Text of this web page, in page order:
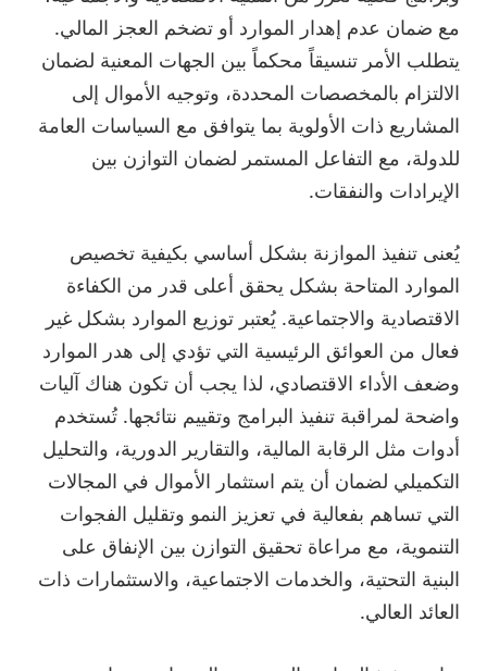
مع ضمان عدم إهدار الموارد أو تضخم العجز المالي.
يتطلب الأمر تنسيقاً محكماً بين الجهات المعنية لضمان
الالتزام بالمخصصات المحددة، وتوجيه الأموال إلى
المشاريع ذات الأولوية بما يتوافق مع السياسات العامة
للدولة، مع التفاعل المستمر لضمان التوازن بين
الإيرادات والنفقات.
يُعنى تنفيذ الموازنة بشكل أساسي بكيفية تخصيص
الموارد المتاحة بشكل يحقق أعلى قدر من الكفاءة
الاقتصادية والاجتماعية. يُعتبر توزيع الموارد بشكل غير
فعال من العوائق الرئيسية التي تؤدي إلى هدر الموارد
وضعف الأداء الاقتصادي، لذا يجب أن تكون هناك آليات
واضحة لمراقبة تنفيذ البرامج وتقييم نتائجها. تُستخدم
أدوات مثل الرقابة المالية، والتقارير الدورية، والتحليل
التكميلي لضمان أن يتم استثمار الأموال في المجالات
التي تساهم بفعالية في تعزيز النمو وتقليل الفجوات
التنموية، مع مراعاة تحقيق التوازن بين الإنفاق على
البنية التحتية، والخدمات الاجتماعية، والاستثمارات ذات
العائد العالي.